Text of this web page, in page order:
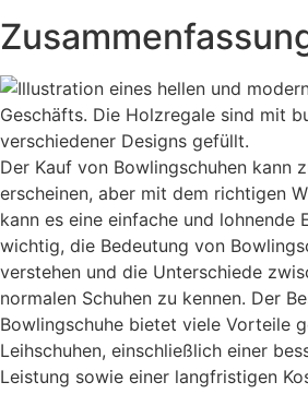
Der Kauf von Bowlingschuhen kann
erscheinen, aber mit dem richtigen
kann es eine einfache und lohnende
wichtig, die Bedeutung von
verstehen und die Unterschiede
normalen Schuhen zu kennen. Der
Bowlingschuhe bietet viele Vorteile
Leihschuhen, einschließlich einer
Leistung sowie einer langfristigen